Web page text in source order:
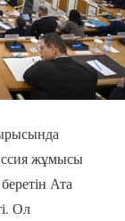
жұмысы
Ата
Ол